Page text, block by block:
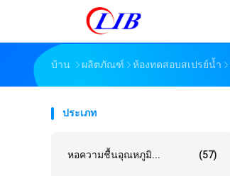
บ้าน ผลิตภัณฑ์ ห้องทดสอบสเปรย์น้ำ
ประเภท
หอความชื้นอุณหภูมิ... (57)